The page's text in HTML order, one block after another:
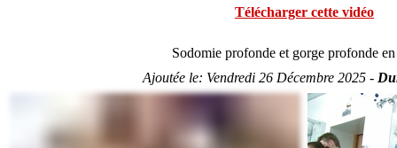
Télécharger cette vidéo
Sodomie profonde et gorge profonde
Ajoutée le: Vendredi 26 Décembre 2025 -